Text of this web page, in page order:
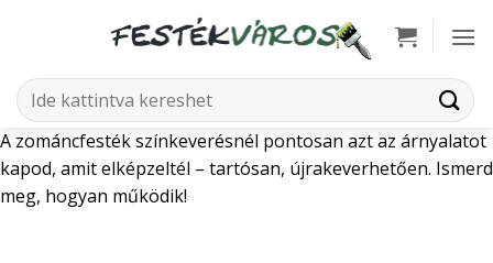
Keresés
a
következőre:
A zománcfesték színkeverésnél pontosan azt az árnyalatot
kapod, amit elképzeltél – tartósan, újrakeverhetően. Ismerd
meg, hogyan működik!